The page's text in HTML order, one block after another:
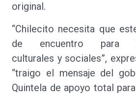
original.
“Chilecito necesita que
de encuentro para
culturales y sociales”,
“traigo el mensaje del
Quintela de apoyo total